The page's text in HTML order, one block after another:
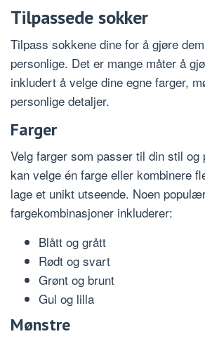
Tilpassede sokker
Tilpass sokkene dine for å gjøre
personlige. Det er mange måter å
inkludert å velge dine egne farger,
personlige detaljer.
Farger
Velg farger som passer til din stil og
kan velge én farge eller kombinere
lage et unikt utseende. Noen
fargekombinasjoner inkluderer:
Blått og grått
Rødt og svart
Grønt og brunt
Gul og lilla
Mønstre